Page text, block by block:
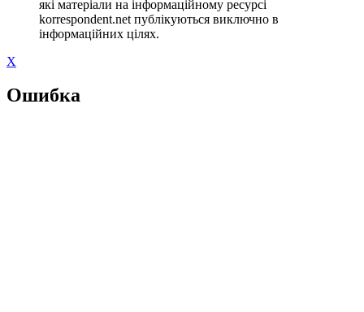
які матеріали на інформаційному ресурсі
korrespondent.net публікуються виключно в
інформаційних цілях.
X
Ошибка